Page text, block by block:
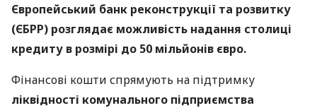
Європейський банк реконструкції та розвитку
(ЄБРР) розглядає можливість надання столиці
кредиту в розмірі до 50 мільйонів євро.
Фінансові кошти спрямують на підтримку
ліквідності комунального підприємства